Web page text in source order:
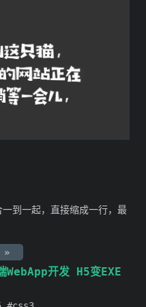
到一起，直接缩成一行，最
»
开发 H5变EXE